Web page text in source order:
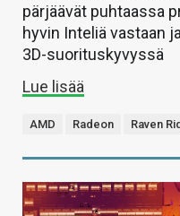
pärjäävät puhtaassa
hyvin Inteliä vastaan
3D-suorituskyvyssä
Lue lisää
AMD Radeon Raven